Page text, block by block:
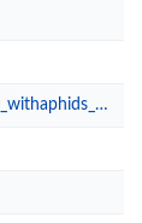
monomorium_latinode_withaphids_bangladesh.jpg